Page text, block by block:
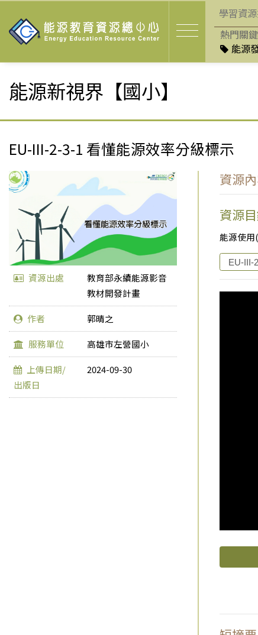
熱門關
能源
能源新視界【國小】
EU-III-2-3-1 看懂能源效率分級標示
資源出處
教育部永續能源影音
教材開發計畫
作者 郭晴之
服務單位 高雄市左營國小
上傳日期/
出版日
2024-09-30
資源
資源
能源使